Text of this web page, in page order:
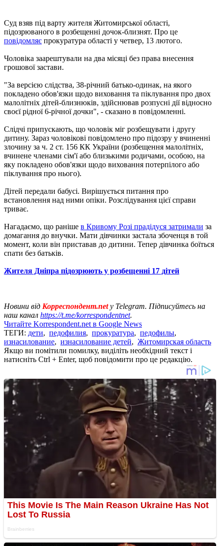
Суд взяв під варту жителя Житомирської області,
підозрюваного в розбещенні дочок-близнят. Про це
повідомляє прокуратура області у четвер, 13 лютого.
Чоловіка заарештували на два місяці без права внесення
грошової застави.
"За версією слідства, 38-річний батько-одинак, на якого
покладено обов'язки щодо виховання та піклування про двох
малолітніх дітей-близнюків, здійснював розпусні дії відносно
своєї рідної 6-річної дочки", - сказано в повідомленні.
Слідчі припускають, що чоловік міг розбещувати і другу
дитину. Зараз чоловікові повідомлено про підозру у вчиненні
злочину за ч. 2 ст. 156 КК України (розбещення малолітніх,
вчинене членами сім'ї або близькими родичами, особою, на
яку покладено обов'язки щодо виховання потерпілого або
піклування про нього).
Дітей передали бабусі. Вирішується питання про
встановлення над ними опіки. Розслідування цієї справи
триває.
Нагадаємо, що раніше в Кривому Розі прадідуся затримали за
домагання до внучки. Мати дівчинки застала збоченця в той
момент, коли він приставав до дитини. Тепер дівчинка боїться
спати без батьків.
Жителя Дніпра підозрюють у розбещенні 17 дітей
Новини від Корреспондент.net у Telegram. Підписуйтесь на
наш канал https://t.me/korrespondentnet.
Читайте Korrespondent.net в Google News
ТЕГИ: дети, педофилия, прокуратура, педофилы,
изнасилование, изнасилование детей, Житомирская область
Якщо ви помітили помилку, виділіть необхідний текст і
натисніть Ctrl + Enter, щоб повідомити про це редакцію.